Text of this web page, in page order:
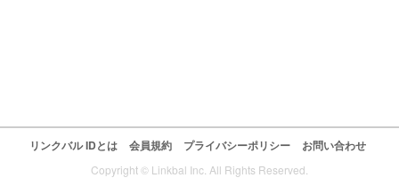
リンクバル IDとは 会員規約 プライバシーポリシー お問い合わせ
Copyright © Linkbal Inc. All Rights Reserved.